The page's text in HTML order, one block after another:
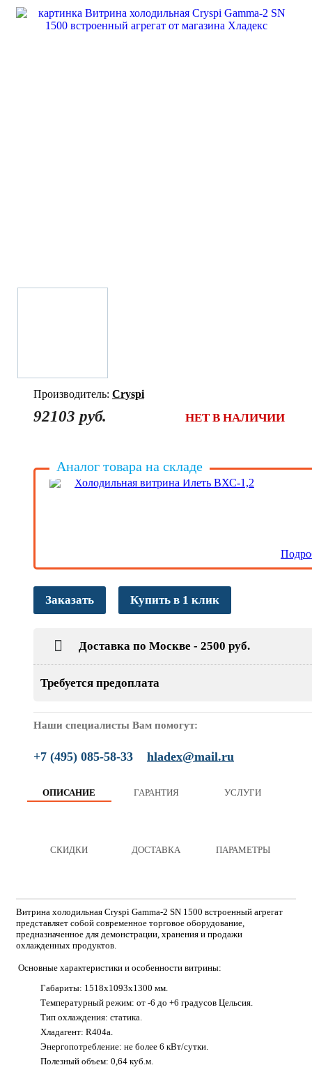
Производитель: Cryspi
92103 руб. НЕТ В НАЛИЧИИ
Аналог товара на складе
Холодильная витрина Илеть ВХС-1,2
Заказать Купить в 1 клик
Доставка по Москве - 2500 руб.
Требуется предоплата
Наши специалисты Вам помогут:
+7 (495) 085-58-33 hladex@mail.ru
ОПИСАНИЕ ГАРАНТИЯ УСЛУГИ
СКИДКИ ДОСТАВКА ПАРАМЕТРЫ
Витрина холодильная Cryspi Gamma-2 SN 1500 встроенный агрегат
представляет собой современное торговое оборудование,
предназначенное для демонстрации, хранения и продажи
охлажденных продуктов.
Основные характеристики и особенности витрины:
Габариты: 1518х1093х1300 мм.
Температурный режим: от -6 до +6 градусов Цельсия.
Тип охлаждения: статика.
Хладагент: R404a.
Энергопотребление: не более 6 кВт/сутки.
Полезный объем: 0,64 куб.м.